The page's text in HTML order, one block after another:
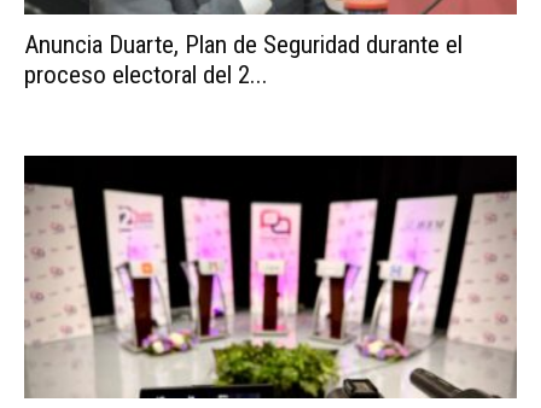
Anuncia Duarte, Plan de Seguridad durante el
proceso electoral del 2...